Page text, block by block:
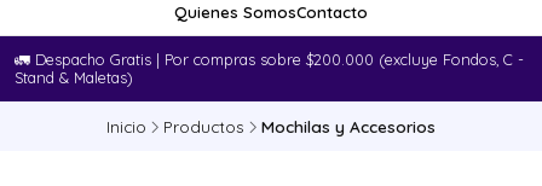
Quienes SomosContacto
🚛​ Despacho Gratis | Por compras sobre $200.000 (excluye Fondos, C -
Stand & Maletas)
Inicio Productos Mochilas y Accesorios